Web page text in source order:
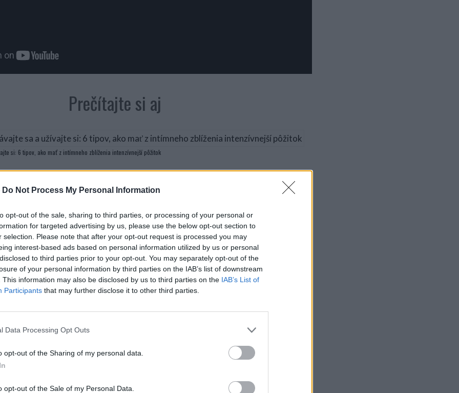
Do Not Process My Personal Information
opt-out of the sale, sharing to third parties, or processing of your personal or
for targeted advertising by us, please use the below opt-out section to
selection. Please note that after your opt-out request is processed you may
interest-based ads based on personal information utilized by us or personal
to third parties prior to your opt-out. You may separately opt-out of the
of your personal information by third parties on the IAB’s list of downstream
This information may also be disclosed by us to third parties on the IAB’s List of
Participants that may further disclose it to other third parties.
Data Processing Opt Outs
opt-out of the Sharing of my personal data.
opt-out of the Sale of my Personal Data.
Prečítajte si aj
si: 6 tipov, ako mať z intímneho zblíženia intenzívnejší pôžitok
Máte vysokú spotrebu vody a málo
úspor na blížiace sa ročné